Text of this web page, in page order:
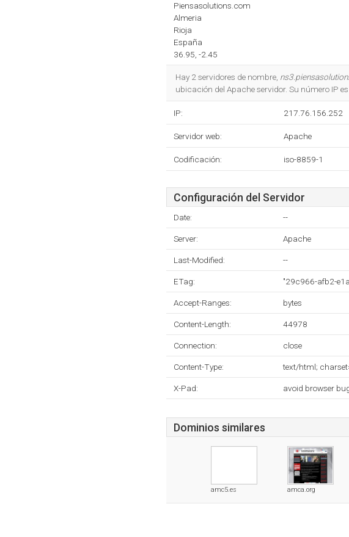
Piensasolutions.com
Almeria
Rioja
España
36.95, -2.45
Hay 2 servidores de nombre,
ubicación del Apache servidor. Su número IP
IP: 217.76.156.252
Servidor web: Apache
Codificación: iso-8859-1
Configuración del Servidor
Date: --
Server: Apache
Last-Modified: --
ETag: "29c966-afb2-
Accept-Ranges: bytes
Content-Length: 44978
Connection: close
Content-Type: text/html;
X-Pad: avoid browser
Dominios similares
amc5.es amca.org